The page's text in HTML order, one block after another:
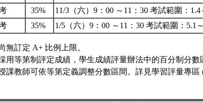
35%
11/3（六）9：00 ～11：30 考試範圍：1.4
35% 1/5（六）9：00 ～11：30 考試範圍：5.1
無訂定 A+ 比例上限。
用等第制評定成績，學生成績評量辦法中的百分制分
課教師可依等第定義調整分數區間。詳見學習評量專區